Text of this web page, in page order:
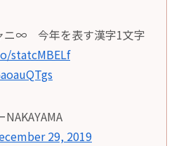
ニ∞ 今年を表す漢字1文字
statcMBELf
29, 2019